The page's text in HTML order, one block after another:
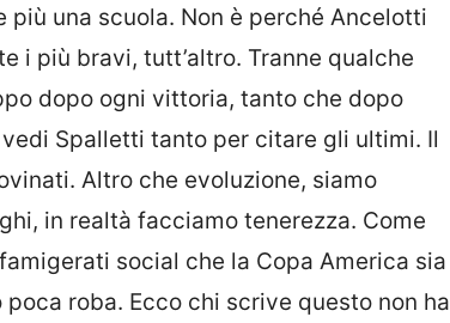
una scuola. Non è perché Ancelotti
i più bravi, tutt’altro. Tranne qualche
dopo ogni vittoria, tanto che dopo
Spalletti tanto per citare gli ultimi. Il
Altro che evoluzione, siamo
in realtà facciamo tenerezza. Come
social che la Copa America sia
roba. Ecco chi scrive questo non ha